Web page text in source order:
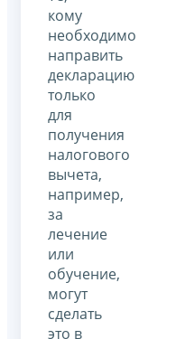
кому
необходимо
направить
декларацию
только
для
получения
налогового
вычета,
например,
за
лечение
или
обучение,
могут
сделать
это в